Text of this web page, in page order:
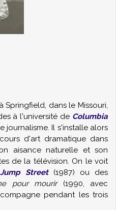
Springfield, dans le Missouri,
à l'université de Columbia
Il s'installe alors
d'art dramatique dans
aisance naturelle et son
de la télévision. On le voit
Street(1987) ou des
pour mourir(1990, avec
pendant les trois